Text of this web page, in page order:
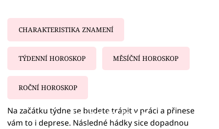
Sledujte nás
CHARAKTERISTIKA ZNAMENÍ
TÝDENNÍ HOROSKOP MĚSÍČNÍ HOROSKOP
ROČNÍ HOROSKOP
Failed to fetch
Na začátku týdne se budete trápit v práci a přinese
vám to i deprese. Následné hádky sice dopadnou